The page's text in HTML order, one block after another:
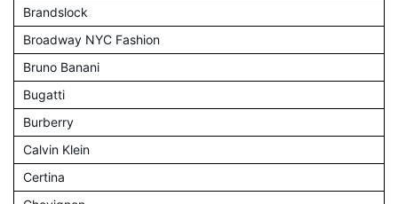
Brandslock
Broadway NYC Fashion
Bruno Banani
Bugatti
Burberry
Calvin Klein
Certina